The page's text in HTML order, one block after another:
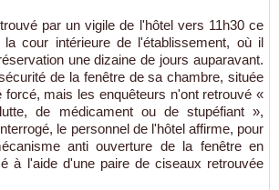
par un vigile de l'hôtel vers 11h30 ce
cour intérieure de l'établissement, où il
une dizaine de jours auparavant.
de la fenêtre de sa chambre, située
forcé, mais les enquêteurs n'ont retrouvé «
de médicament ou de stupéfiant »,
le personnel de l'hôtel affirme, pour
anti ouverture de la fenêtre en
à l'aide d'une paire de ciseaux retrouvée